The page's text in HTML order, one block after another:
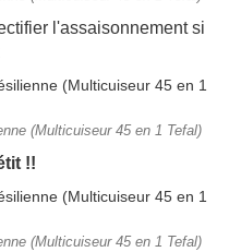
l'assaisonnement si
(Multicuiseur 45 en 1 Tefal)
!!
(Multicuiseur 45 en 1 Tefal)